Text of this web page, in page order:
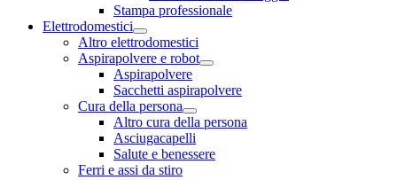
Stampa professionale
Elettrodomestici
Altro elettrodomestici
Aspirapolvere e robot
Aspirapolvere
Sacchetti aspirapolvere
Cura della persona
Altro cura della persona
Asciugacapelli
Salute e benessere
Ferri e assi da stiro